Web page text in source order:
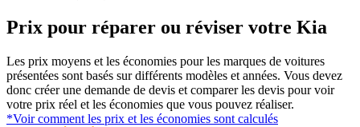
Prix pour réparer ou réviser votre Kia
Les prix moyens et les économies pour les marques de voitures
présentées sont basés sur différents modèles et années. Vous devez
donc créer une demande de devis et comparer les devis pour voir
votre prix réel et les économies que vous pouvez réaliser.
*Voir comment les prix et les économies sont calculés